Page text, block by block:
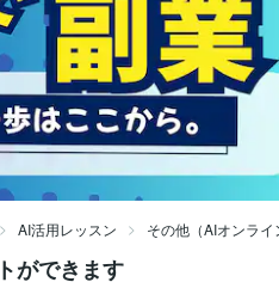
AI活用レッスン その他（AIオンラ
ができます